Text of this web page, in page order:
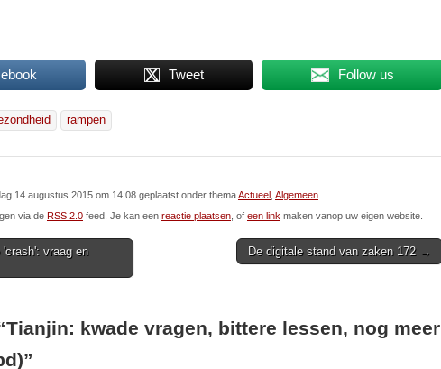
Tweet Follow us
rampen
14 augustus 2015 om 14:08 geplaatst onder themaActueel Algemeen
via de RSS 2.0 feed. Je kan een reactie plaatsen , of een link maken vanop uw eigen website.
vraag en
De digitale stand van zaken 172 →
Tianjin: kwade vragen, bittere lessen, nog meer
”